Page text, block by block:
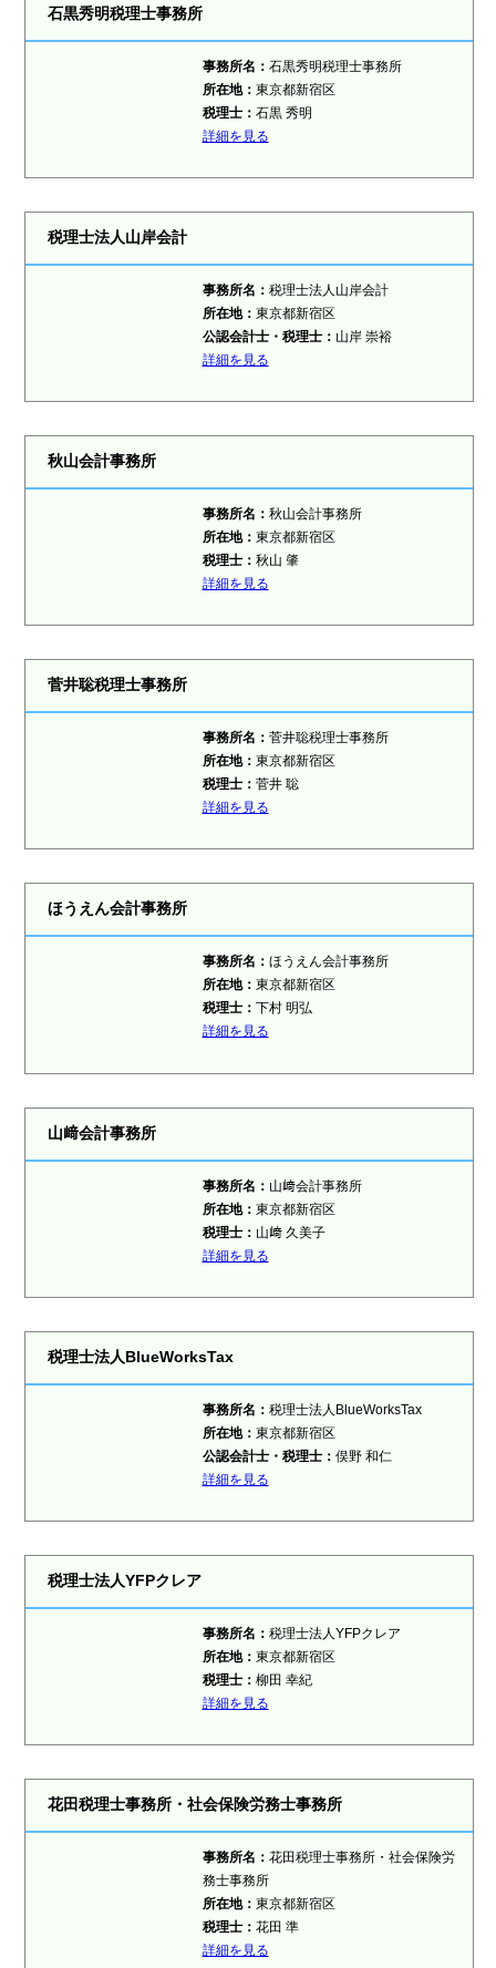
石黒秀明税理士事務所
事務所名： 石黒秀明税理士事務所
所在地： 東京都新宿区
税理士： 石黒 秀明
詳細を見る
税理士法人山岸会計
事務所名： 税理士法人山岸会計
所在地： 東京都新宿区
公認会計士・税理士： 山岸 崇裕
詳細を見る
秋山会計事務所
事務所名： 秋山会計事務所
所在地： 東京都新宿区
税理士： 秋山 肇
詳細を見る
菅井聡税理士事務所
事務所名： 菅井聡税理士事務所
所在地： 東京都新宿区
税理士： 菅井 聡
詳細を見る
ほうえん会計事務所
事務所名： ほうえん会計事務所
所在地： 東京都新宿区
税理士： 下村 明弘
詳細を見る
山﨑会計事務所
事務所名： 山﨑会計事務所
所在地： 東京都新宿区
税理士： 山﨑 久美子
詳細を見る
税理士法人BlueWorksTax
事務所名： 税理士法人BlueWorksTax
所在地： 東京都新宿区
公認会計士・税理士： 俣野 和仁
詳細を見る
税理士法人YFPクレア
事務所名： 税理士法人YFPクレア
所在地： 東京都新宿区
税理士： 柳田 幸紀
詳細を見る
花田税理士事務所・社会保険労務士事務所
事務所名： 花田税理士事務所・社会保険労
務士事務所
所在地： 東京都新宿区
税理士： 花田 準
詳細を見る